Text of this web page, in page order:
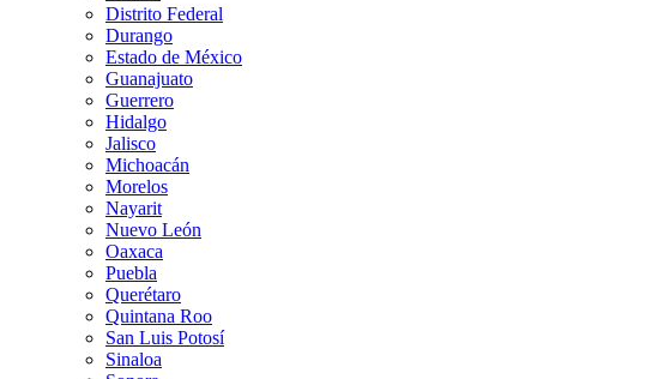
Distrito Federal
Durango
Estado de México
Guanajuato
Guerrero
Hidalgo
Jalisco
Michoacán
Morelos
Nayarit
Nuevo León
Oaxaca
Puebla
Querétaro
Quintana Roo
San Luis Potosí
Sinaloa